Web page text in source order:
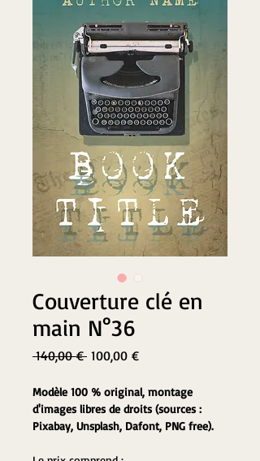
Couverture clé en
main N°36
140,00 € Prix
100,00 €Prix
Modèle 100 % original, montage
d'images libres de droits (sources :
Pixabay, Unsplash, Dafont, PNG free).